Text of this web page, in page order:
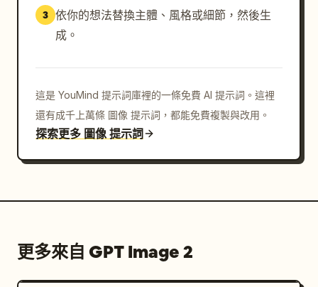
3 依你的想法替換主體、風格或細節，然後生
成。
這是 YouMind 提示詞庫裡的一條免費 AI 提示詞。這裡
還有成千上萬條 圖像 提示詞，都能免費複製與改用。
探索更多 圖像 提示詞
更多來自 GPT Image 2